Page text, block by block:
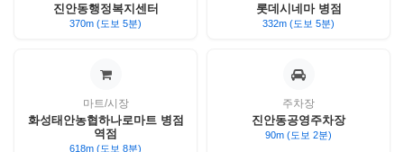
진안동행정복지센터
370m (도보 5분)
롯데시네마 병점
332m (도보 5분)
마트/시장
화성태안농협하나로마트 병점
역점
618m (도보 8분)
주차장
진안동공영주차장
90m (도보 2분)